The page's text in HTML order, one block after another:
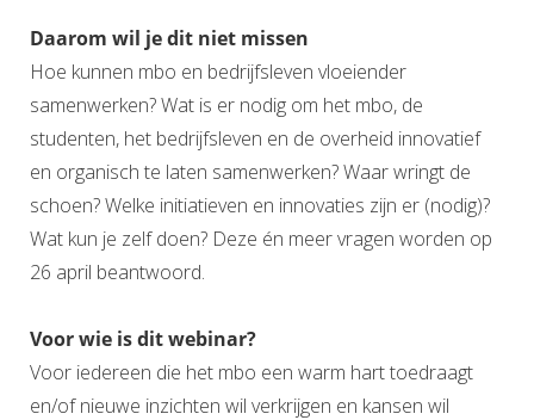
Daarom wil je dit niet missen
Hoe kunnen mbo en bedrijfsleven vloeiender
samenwerken? Wat is er nodig om het mbo, de
studenten, het bedrijfsleven en de overheid innovatief
en organisch te laten samenwerken? Waar wringt de
schoen? Welke initiatieven en innovaties zijn er (nodig)?
Wat kun je zelf doen? Deze én meer vragen worden op
26 april beantwoord.
Voor wie is dit webinar?
Voor iedereen die het mbo een warm hart toedraagt
en/of nieuwe inzichten wil verkrijgen en kansen wil